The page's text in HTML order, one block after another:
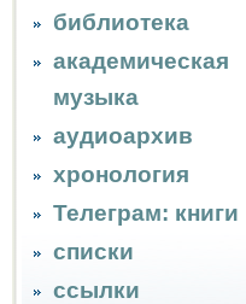
библиотека
академическая
музыка
аудиоархив
хронология
Телеграм: книги
списки
ссылки